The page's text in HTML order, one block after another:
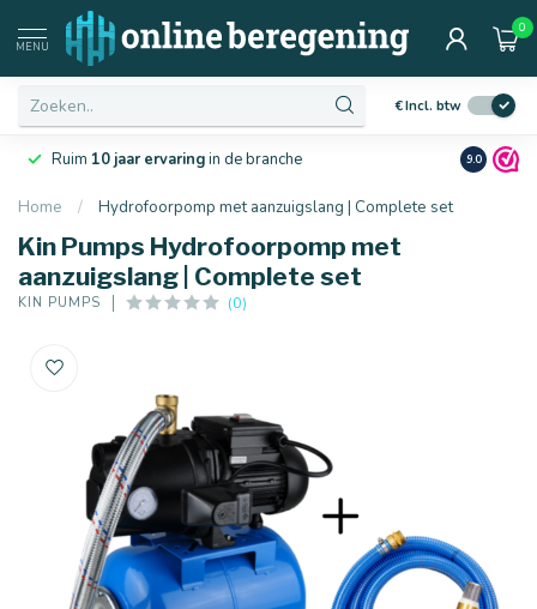
MENU
0
€Incl. btw
Laagste prijsgarantievan Nederland Netjesen
9.0
Home / Hydrofoorpomp met aanzuigslang | Complete set
Kin Pumps Hydrofoorpomp met
aanzuigslang | Complete set
KIN PUMPS (0)